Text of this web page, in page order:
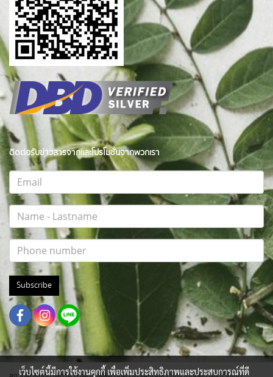
ติดต่อรับข่าวสารจากและโปรโมชั่นจากพวกเรา
Subscribe
เว็บไซต์นี้มีการใช้งานคุกกี้ เพื่อเพิ่มประสิทธิภาพและประสบการณ์ที่ดี